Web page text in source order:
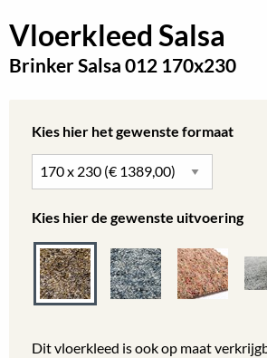
Vloerkleed Salsa
Brinker Salsa 012 170x230
Kies hier het gewenste formaat
Kies hier de gewenste uitvoering
Dit vloerkleed is ook op maat